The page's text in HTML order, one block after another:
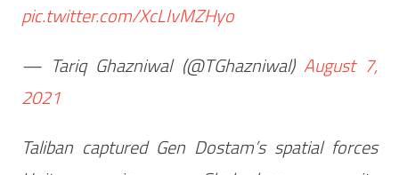
pic.twitter.com/XcLIvMZHyo
— Tariq Ghazniwal (@TGhazniwal) August 7,
2021
Taliban captured Gen Dostam’s spatial forces